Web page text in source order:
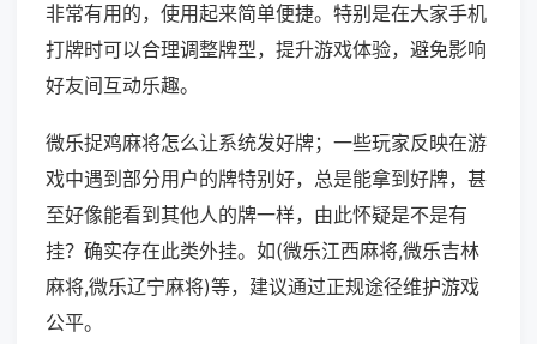
非常有用的，使用起来简单便捷。特别是在大家手机
打牌时可以合理调整牌型，提升游戏体验，避免影响
好友间互动乐趣。
微乐捉鸡麻将怎么让系统发好牌；一些玩家反映在游
戏中遇到部分用户的牌特别好，总是能拿到好牌，甚
至好像能看到其他人的牌一样，由此怀疑是不是有
挂？确实存在此类外挂。如(微乐江西麻将,微乐吉林
麻将,微乐辽宁麻将)等，建议通过正规途径维护游戏
公平。